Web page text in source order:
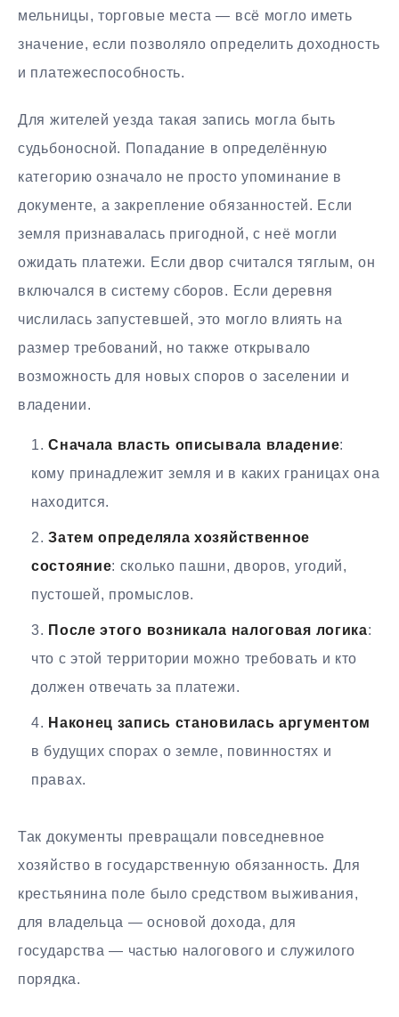
мельницы, торговые места — всё могло иметь
значение, если позволяло определить доходность
и платежеспособность.
Для жителей уезда такая запись могла быть
судьбоносной. Попадание в определённую
категорию означало не просто упоминание в
документе, а закрепление обязанностей. Если
земля признавалась пригодной, с неё могли
ожидать платежи. Если двор считался тяглым, он
включался в систему сборов. Если деревня
числилась запустевшей, это могло влиять на
размер требований, но также открывало
возможность для новых споров о заселении и
владении.
Сначала власть описывала владение:
кому принадлежит земля и в каких границах она
находится.
Затем определяла хозяйственное
состояние: сколько пашни, дворов, угодий,
пустошей, промыслов.
После этого возникала налоговая логика:
что с этой территории можно требовать и кто
должен отвечать за платежи.
Наконец запись становилась аргументом
в будущих спорах о земле, повинностях и
правах.
Так документы превращали повседневное
хозяйство в государственную обязанность. Для
крестьянина поле было средством выживания,
для владельца — основой дохода, для
государства — частью налогового и служилого
порядка.